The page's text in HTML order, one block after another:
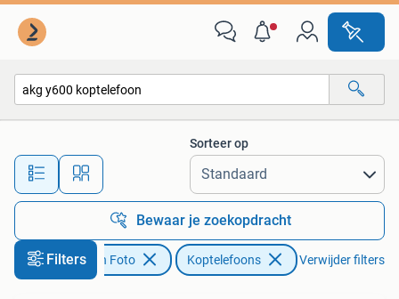
Alle afstanden…
Sorteer op
Bewaar je zoekopdracht
Filters
Audio, Tv en Foto Koptelefoons Verwijder filters